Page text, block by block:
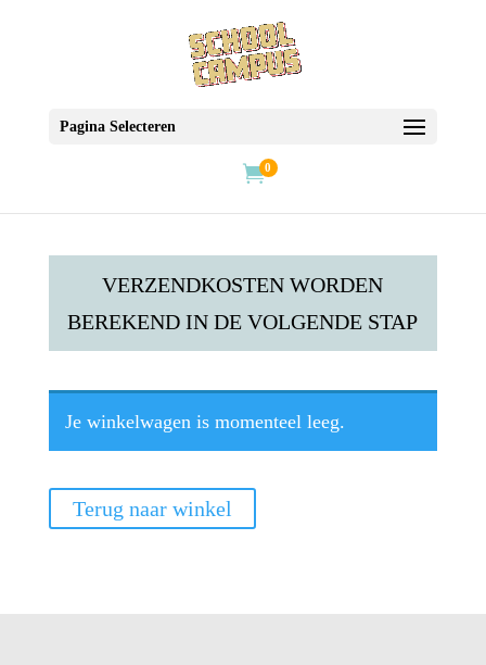
Pagina Selecteren
0
VERZENDKOSTEN WORDEN
BEREKEND IN DE VOLGENDE STAP
Je winkelwagen is momenteel leeg.
Terug naar winkel